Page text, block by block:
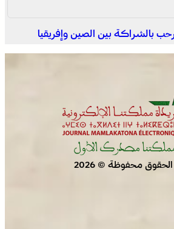
لشباب المدينة تعيد الاعتبار لمقبرة
بالشراكة بين الصين وإفريقيا
محفوظة © 2026